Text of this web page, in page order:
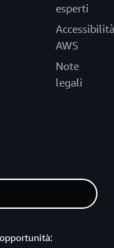
esperti
Accessibilità
AWS
Note
legali